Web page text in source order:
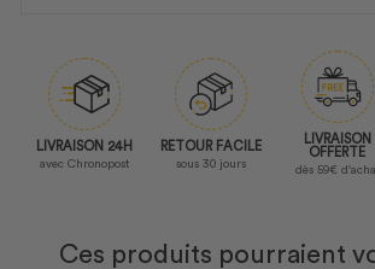
LIVRAISON 24H
avec Chronopost
RETOUR FACILE
sous 30 jours
LIVRAISON
OFFERTE
dès 59€
Ces produits pourraient